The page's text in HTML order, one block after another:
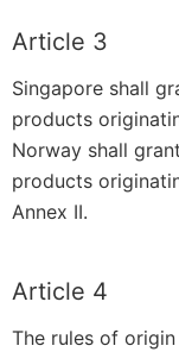
Article 3
Singapore shall
products
Norway shall
products
Annex II.
Article 4
The rules of